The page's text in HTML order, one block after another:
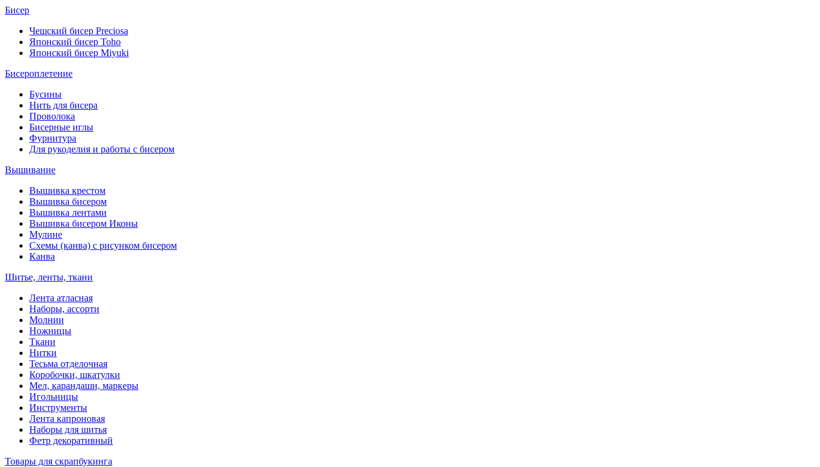
Бисер
Чешский бисер Preciosa
Японский бисер Toho
Японский бисер Miyuki
Бисероплетение
Бусины
Нить для бисера
Проволока
Бисерные иглы
Фурнитура
Для рукоделия и работы с бисером
Вышивание
Вышивка крестом
Вышивка бисером
Вышивка лентами
Вышивка бисером Иконы
Мулине
Схемы (канва) с рисунком бисером
Канва
Шитье, ленты, ткани
Лента атласная
Наборы, ассорти
Молнии
Ножницы
Ткани
Нитки
Тесьма отделочная
Коробочки, шкатулки
Мел, карандаши, маркеры
Игольницы
Инструменты
Лента капроновая
Наборы для шитья
Фетр декоративный
Товары для скрапбукинга